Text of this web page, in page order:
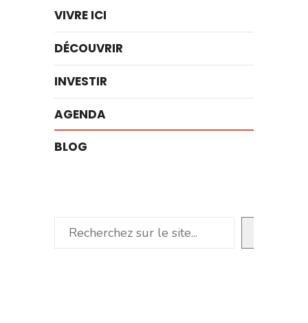
VIVRE ICI
DÉCOUVRIR
INVESTIR
AGENDA
BLOG
Rechercher